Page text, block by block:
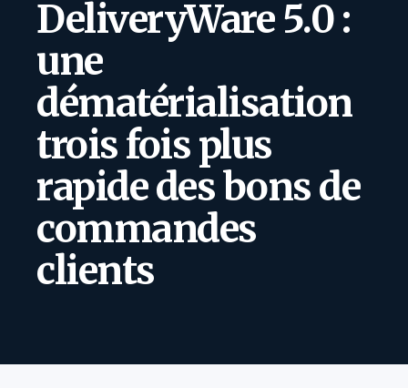
DeliveryWare 5.0 :
une
dématérialisation
trois fois plus
rapide des bons de
commandes
clients